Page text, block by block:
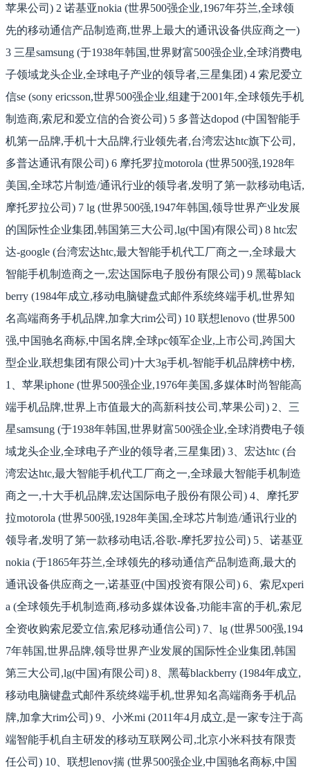
苹果公司) 2 诺基亚nokia (世界500强企业,1967年芬兰,全球领
先的移动通信产品制造商,世界上最大的通讯设备供应商之一)
3 三星samsung (于1938年韩国,世界财富500强企业,全球消费电
子领域龙头企业,全球电子产业的领导者,三星集团) 4 索尼爱立
信se (sony ericsson,世界500强企业,组建于2001年,全球领先手机
制造商,索尼和爱立信的合资公司) 5 多普达dopod (中国智能手
机第一品牌,手机十大品牌,行业领先者,台湾宏达htc旗下公司,
多普达通讯有限公司) 6 摩托罗拉motorola (世界500强,1928年
美国,全球芯片制造/通讯行业的领导者,发明了第一款移动电话,
摩托罗拉公司) 7 lg (世界500强,1947年韩国,领导世界产业发展
的国际性企业集团,韩国第三大公司,lg(中国)有限公司) 8 htc宏
达-google (台湾宏达htc,最大智能手机代工厂商之一,全球最大
智能手机制造商之一,宏达国际电子股份有限公司) 9 黑莓black
berry (1984年成立,移动电脑键盘式邮件系统终端手机,世界知
名高端商务手机品牌,加拿大rim公司) 10 联想lenovo (世界500
强,中国驰名商标,中国名牌,全球pc领军企业,上市公司,跨国大
型企业,联想集团有限公司)十大3g手机-智能手机品牌榜中榜,
1、苹果iphone (世界500强企业,1976年美国,多媒体时尚智能高
端手机品牌,世界上市值最大的高新科技公司,苹果公司) 2、三
星samsung (于1938年韩国,世界财富500强企业,全球消费电子领
域龙头企业,全球电子产业的领导者,三星集团) 3、宏达htc (台
湾宏达htc,最大智能手机代工厂商之一,全球最大智能手机制造
商之一,十大手机品牌,宏达国际电子股份有限公司) 4、摩托罗
拉motorola (世界500强,1928年美国,全球芯片制造/通讯行业的
领导者,发明了第一款移动电话,谷歌-摩托罗拉公司) 5、诺基亚
nokia (于1865年芬兰,全球领先的移动通信产品制造商,最大的
通讯设备供应商之一,诺基亚(中国)投资有限公司) 6、索尼xperi
a (全球领先手机制造商,移动多媒体设备,功能丰富的手机,索尼
全资收购索尼爱立信,索尼移动通信公司) 7、lg (世界500强,194
7年韩国,世界品牌,领导世界产业发展的国际性企业集团,韩国
第三大公司,lg(中国)有限公司) 8、黑莓blackberry (1984年成立,
移动电脑键盘式邮件系统终端手机,世界知名高端商务手机品
牌,加拿大rim公司) 9、小米mi (2011年4月成立,是一家专注于高
端智能手机自主研发的移动互联网公司,北京小米科技有限责
任公司) 10、联想lenov揣 (世界500强企业,中国驰名商标,中国